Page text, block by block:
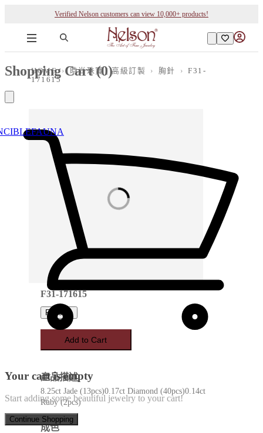
Verified Nelson customers can view 10,000+ products!
FAUNA
Shopping Cart (0)
Your cart is empty
Start adding some beautiful jewelry to your cart!
Continue Shopping
HOME › 時尚珠寶 | 高級訂製 › 胸針 ›
F31-
171615
Loading images
F31-171615
Favorite
Add to Cart
產品描述
8.25ct Jade (13pcs)0.17ct Diamond (40pcs)0.14ct
Ruby (2pcs)
成色